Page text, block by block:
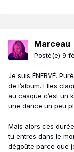
Marceau
Posté(e) 9
Je suis ÉNERVÉ.
de l’album. Elles
au casque c’est un
une dance un peu
Mais alors ces
tu entres dans le
dégoûte parce que